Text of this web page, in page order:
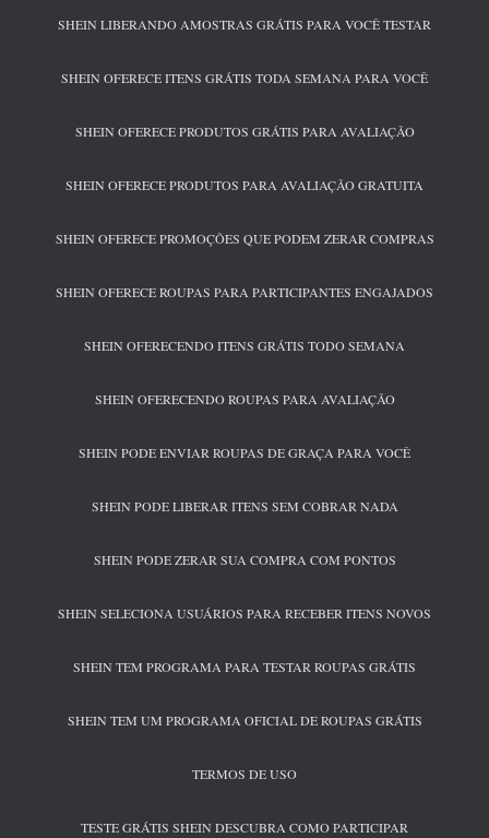
SHEIN LIBERANDO AMOSTRAS GRÁTIS PARA VOCÊ TESTAR
SHEIN OFERECE ITENS GRÁTIS TODA SEMANA PARA VOCÊ
SHEIN OFERECE PRODUTOS GRÁTIS PARA AVALIAÇÃO
SHEIN OFERECE PRODUTOS PARA AVALIAÇÃO GRATUITA
SHEIN OFERECE PROMOÇÕES QUE PODEM ZERAR COMPRAS
SHEIN OFERECE ROUPAS PARA PARTICIPANTES ENGAJADOS
SHEIN OFERECENDO ITENS GRÁTIS TODO SEMANA
SHEIN OFERECENDO ROUPAS PARA AVALIAÇÃO
SHEIN PODE ENVIAR ROUPAS DE GRAÇA PARA VOCÊ
SHEIN PODE LIBERAR ITENS SEM COBRAR NADA
SHEIN PODE ZERAR SUA COMPRA COM PONTOS
SHEIN SELECIONA USUÁRIOS PARA RECEBER ITENS NOVOS
SHEIN TEM PROGRAMA PARA TESTAR ROUPAS GRÁTIS
SHEIN TEM UM PROGRAMA OFICIAL DE ROUPAS GRÁTIS
TERMOS DE USO
TESTE GRÁTIS SHEIN DESCUBRA COMO PARTICIPAR